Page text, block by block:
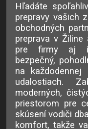
Hľadáte
prepravy vašich
obchodných
preprava v
pre firmy aj
bezpečný,
na
udalostiach.
moderných,
priestorom pre
skúsení vodiči
komfort, takže